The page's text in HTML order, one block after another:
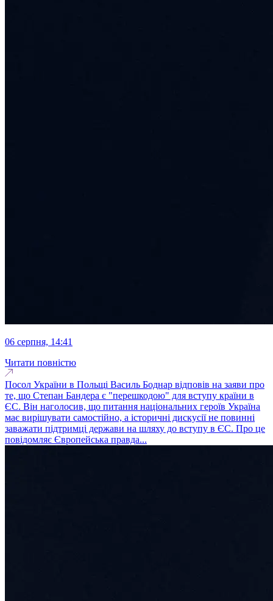
06 серпня, 14:41
Читати повністю
Посол України в Польщі Василь Боднар відповів на заяви про
те, що Степан Бандера є "перешкодою" для вступу країни в
ЄС. Він наголосив, що питання національних героїв Україна
має вирішувати самостійно, а історичні дискусії не повинні
заважати підтримці держави на шляху до вступу в ЄС. Про це
повідомляє Європейська правда...